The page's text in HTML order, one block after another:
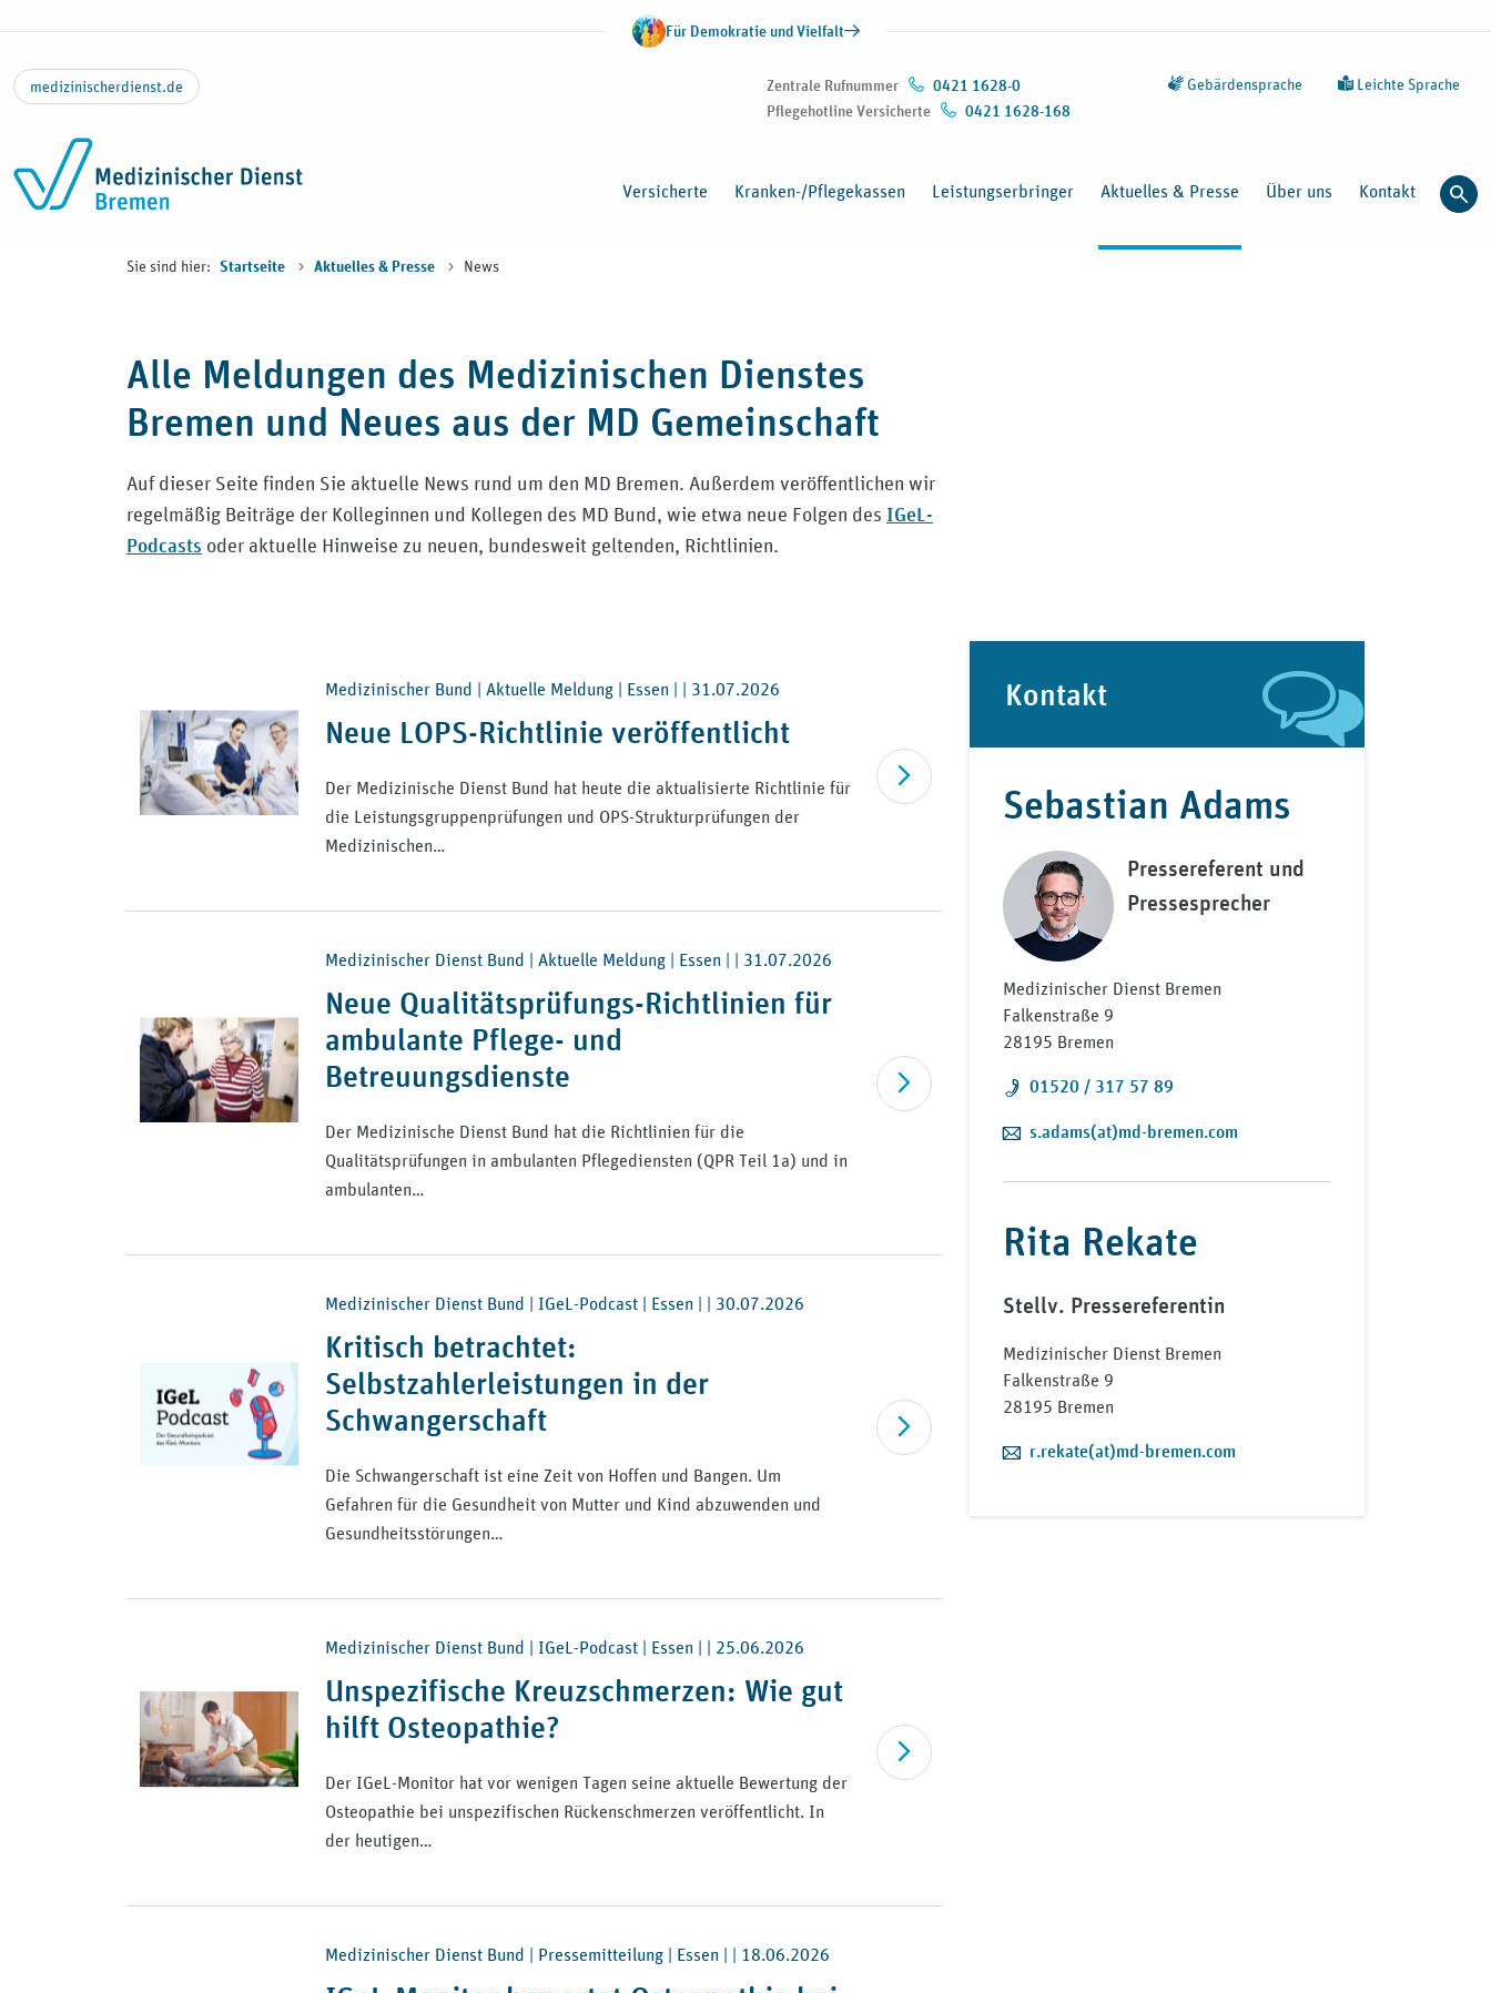
Für Demokratie und Vielfalt
medizinischerdienst.de Zentrale Rufnummer
0421 1628-0
Pflegehotline Versicherte
0421 1628-168
Gebärdensprache Leichte Sprache
Versicherte Kranken-/Pflegekassen Leistungserbringer Aktuelles & Presse Über uns Kontakt
Sie sind hier: Startseite Aktuelles & Presse News
Alle Meldungen des Medizinischen Dienstes
Bremen und Neues aus der MD Gemeinschaft
Auf dieser Seite finden Sie aktuelle News rund um den MD Bremen. Außerdem veröffentlichen wir
regelmäßig Beiträge der Kolleginnen und Kollegen des MD Bund, wie etwa neue Folgen des IGeL-
Podcasts oder aktuelle Hinweise zu neuen, bundesweit geltenden, Richtlinien.
Medizinischer Bund | Aktuelle Meldung | Essen | | 31.07.2026
Neue LOPS-Richtlinie veröffentlicht
Der Medizinische Dienst Bund hat heute die aktualisierte Richtlinie für
die Leistungsgruppenprüfungen und OPS-Strukturprüfungen der
Medizinischen…
Artikel lesen
Medizinischer Dienst Bund | Aktuelle Meldung | Essen | | 31.07.2026
Neue Qualitätsprüfungs-Richtlinien für
ambulante Pflege- und
Betreuungsdienste
Der Medizinische Dienst Bund hat die Richtlinien für die
Qualitätsprüfungen in ambulanten Pflegediensten (QPR Teil 1a) und in
ambulanten…
Artikel lesen
Medizinischer Dienst Bund | IGeL-Podcast | Essen | | 30.07.2026
Kritisch betrachtet:
Selbstzahlerleistungen in der
Schwangerschaft
Die Schwangerschaft ist eine Zeit von Hoffen und Bangen. Um
Gefahren für die Gesundheit von Mutter und Kind abzuwenden und
Gesundheitsstörungen…
Artikel lesen
Medizinischer Dienst Bund | IGeL-Podcast | Essen | | 25.06.2026
Unspezifische Kreuzschmerzen: Wie gut
hilft Osteopathie?
Der IGeL-Monitor hat vor wenigen Tagen seine aktuelle Bewertung der
Osteopathie bei unspezifischen Rückenschmerzen veröffentlicht. In
der heutigen…
Artikel lesen
Medizinischer Dienst Bund | Pressemitteilung | Essen | | 18.06.2026
Kontakt
Sebastian Adams
Pressereferent und
Pressesprecher
Medizinischer Dienst Bremen
Falkenstraße 9
28195 Bremen
Telefon:
01520 / 317 57 89
E-Mail:
s.adams(at)md-bremen.com
Rita Rekate
Stellv. Pressereferentin
Medizinischer Dienst Bremen
Falkenstraße 9
28195 Bremen
E-Mail:
r.rekate(at)md-bremen.com